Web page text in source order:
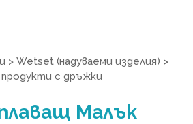
> Wetset (надуваеми изделия) >
с дръжки
Малък